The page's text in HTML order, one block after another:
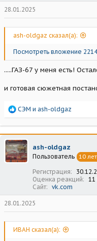
28.01.2025
ash-oldgaz сказал(а):
Посмотреть вложение
.....ГАЗ-67 у меня есть!
и готовая сюжетная
Р
а
к
ц
и
и
СЭМ и ash-oldgaz
ash-oldgaz
Пользователь 10
Регистрация
Оценка реакций
11
Сайт
vk.com
28.01.2025
ИВАН сказал(а):